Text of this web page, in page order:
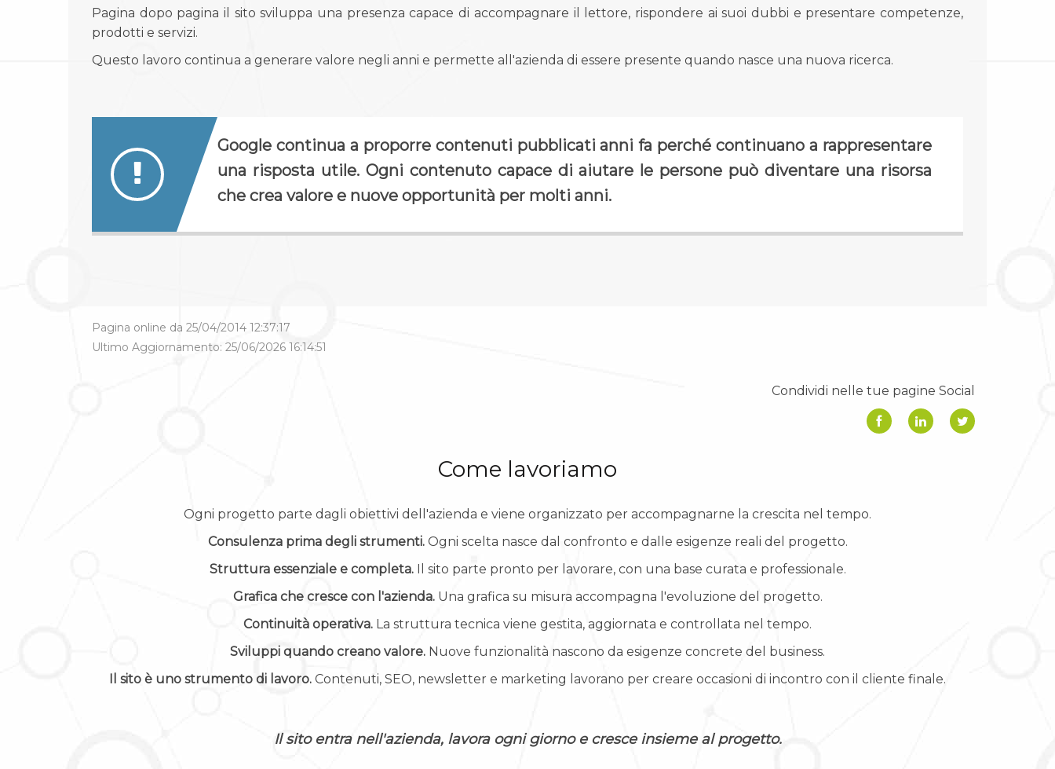
Pagina dopo pagina il sito sviluppa una presenza capace di accompagnare il lettore, rispondere ai suoi dubbi e presentare competenze,
prodotti e servizi.
Questo lavoro continua a generare valore negli anni e permette all'azienda di essere presente quando nasce una nuova ricerca.
Google continua a proporre contenuti pubblicati anni fa perché continuano a rappresentare
una risposta utile. Ogni contenuto capace di aiutare le persone può diventare una risorsa
che crea valore e nuove opportunità per molti anni.
Pagina online da 25/04/2014 12:37:17
Ultimo Aggiornamento: 25/06/2026 16:14:51
Condividi nelle tue pagine Social
Come lavoriamo
Ogni progetto parte dagli obiettivi dell'azienda e viene organizzato per accompagnarne la crescita nel tempo.
Consulenza prima degli strumenti.Ogni scelta nasce dal confronto e dalle esigenze reali del progetto.
Struttura essenziale e completa.Il sito parte pronto per lavorare, con una base curata e professionale.
Grafica che cresce con l'azienda.Una grafica su misura accompagna l'evoluzione del progetto.
Continuità operativa. La struttura tecnica viene gestita, aggiornata e controllata nel tempo.
Sviluppi quando creano valore. Nuove funzionalità nascono da esigenze concrete del business.
Il sito è uno strumento di lavoro. Contenuti, SEO, newsletter e marketing lavorano per creare occasioni di incontro con il cliente finale.
Il sito entra nell'azienda, lavora ogni giorno e cresce insieme al progetto.